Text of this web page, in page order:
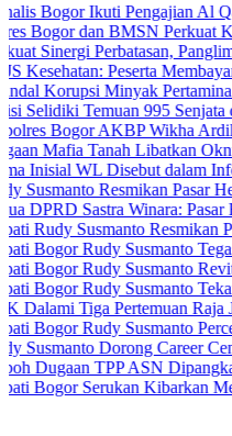
Ikuti Pengajian Al Qalam, KH
BMSN Perkuat Kolaborasi,
Perbatasan, Panglima 9
Peserta Membayar di
Minyak Pertamina
995 Senjata di Sekolah
AKBP Wikha Ardilestanto
Libatkan Oknum Polisi,
Disebut dalam Informasi
Resmikan Pasar Hewan
Winara: Pasar Hewan
Resmikan Pasar
Susmanto Tegaskan
Susmanto Revitalisasi
Susmanto Tekankan
Pertemuan Raja Juli,
Susmanto Percepat
Dorong Career Center Aktif
TPP ASN Dipangkas
Kibarkan Merah Putih